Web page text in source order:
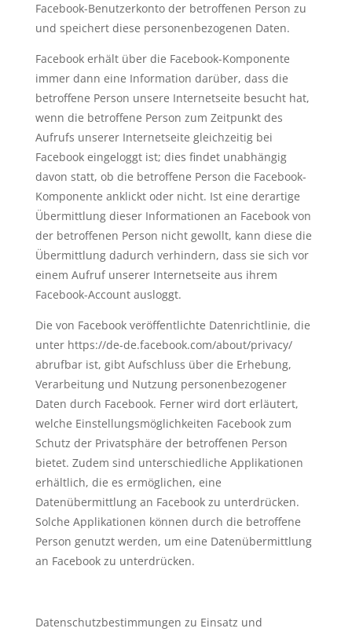
Facebook-Benutzerkonto der betroffenen Person zu
und speichert diese personenbezogenen Daten.
Facebook erhält über die Facebook-Komponente
immer dann eine Information darüber, dass die
betroffene Person unsere Internetseite besucht hat,
wenn die betroffene Person zum Zeitpunkt des
Aufrufs unserer Internetseite gleichzeitig bei
Facebook eingeloggt ist; dies findet unabhängig
davon statt, ob die betroffene Person die Facebook-
Komponente anklickt oder nicht. Ist eine derartige
Übermittlung dieser Informationen an Facebook von
der betroffenen Person nicht gewollt, kann diese die
Übermittlung dadurch verhindern, dass sie sich vor
einem Aufruf unserer Internetseite aus ihrem
Facebook-Account ausloggt.
Die von Facebook veröffentlichte Datenrichtlinie, die
unter https://de-de.facebook.com/about/privacy/
abrufbar ist, gibt Aufschluss über die Erhebung,
Verarbeitung und Nutzung personenbezogener
Daten durch Facebook. Ferner wird dort erläutert,
welche Einstellungsmöglichkeiten Facebook zum
Schutz der Privatsphäre der betroffenen Person
bietet. Zudem sind unterschiedliche Applikationen
erhältlich, die es ermöglichen, eine
Datenübermittlung an Facebook zu unterdrücken.
Solche Applikationen können durch die betroffene
Person genutzt werden, um eine Datenübermittlung
an Facebook zu unterdrücken.
Datenschutzbestimmungen zu Einsatz und